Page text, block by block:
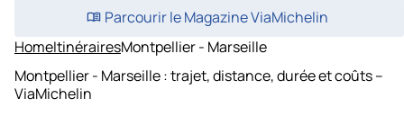
Parcourir le Magazine ViaMichelin
HomeItinérairesMontpellier - Marseille
Montpellier - Marseille : trajet, distance, durée et coûts –
ViaMichelin